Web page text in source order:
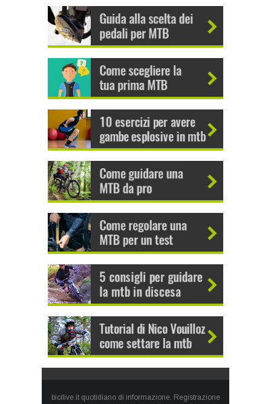
bicilive.it quotidiano di informazione. Registrazione